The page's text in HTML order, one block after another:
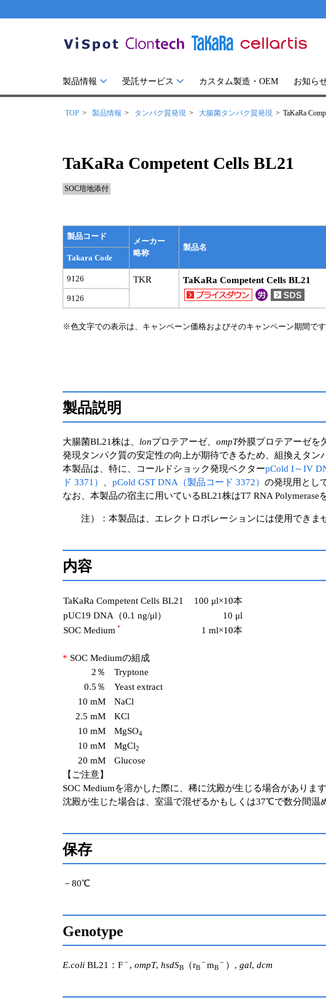
製品情報 受託サービス カスタム製造・OEM お知ら
TOP 製品情報 タンパク質発現 大腸菌タンパク質発現 TaKaRa
TaKaRa Competent Cells BL21
SOC培地添付
製品コード
メーカー
略称
製品名
Takara Code
9126 TKR TaKaRa Competent Cells BL21
9126
※色文字での表示は、キャンペーン価格およびそのキャンペーン期間です
製品説明
大腸菌BL21株は、 lonプロテアーゼ、 ompT外膜プロテアーゼを
発現タンパク質の安定性の向上が期待できるため、組換えタン
本製品は、特に、コールドショック発現ベクターpCold I～IV
ド 3371）
pCold GST DNA（製品コード 3372） の発現用とし
なお、本製品の宿主に用いているBL21株はT7 RNA
注）：本製品は、エレクトロポレーションには使用できま
内容
TaKaRa Competent Cells BL21
100 μl×10本
pUC19 DNA（0.1 ng/μl）
10 μl
SOC Medium ＊ 1 ml×10本
* SOC Mediumの組成
2％
Tryptone
0.5％
Yeast extract
10 mM
NaCl
2.5 mM
KCl
10 mM
MgSO4
10 mM MgCl2
20 mM
Glucose
【ご注意】
SOC Mediumを溶かした際に、稀に沈殿が生じる場合がありま
沈殿が生じた場合は、室温で混ぜるかもしくは37℃で数分間温
保存
－80℃
Genotype
E.coli BL21：F － , ompT, hsdSB （rB
－ mB
－ ）, gal, dcm